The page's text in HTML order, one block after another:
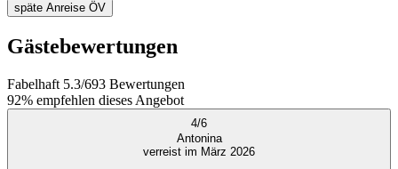
späte Anreise ÖV
Gästebewertungen
Fabelhaft 5.3/693 Bewertungen
92% empfehlen dieses Angebot
4/6
Antonina
verreist im März 2026